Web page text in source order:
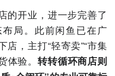
的开业，进一步完善了
局。此前闲鱼已在广
，主打“轻寄卖”“市集
体验。转转循环商店则